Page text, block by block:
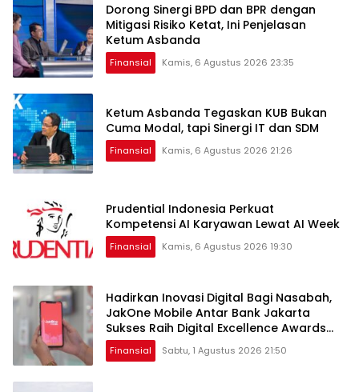
Dorong Sinergi BPD dan BPR dengan
Mitigasi Risiko Ketat, Ini Penjelasan
Ketum Asbanda
Finansial Kamis, 6 Agustus 2026 23:35
Ketum Asbanda Tegaskan KUB Bukan
Cuma Modal, tapi Sinergi IT dan SDM
Finansial Kamis, 6 Agustus 2026 21:26
Prudential Indonesia Perkuat
Kompetensi AI Karyawan Lewat AI Week
Finansial Kamis, 6 Agustus 2026 19:30
Hadirkan Inovasi Digital Bagi Nasabah,
JakOne Mobile Antar Bank Jakarta
Sukses Raih Digital Excellence Awards
2026
Finansial Sabtu, 1 Agustus 2026 21:50